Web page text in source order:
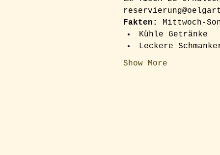
Fakten:
Mittwoch-
Kühle Getränke
Leckere
Show More